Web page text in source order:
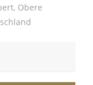
Obere